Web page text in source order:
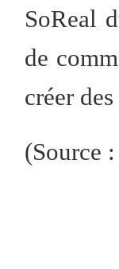
SoReal
de
créer
(Source